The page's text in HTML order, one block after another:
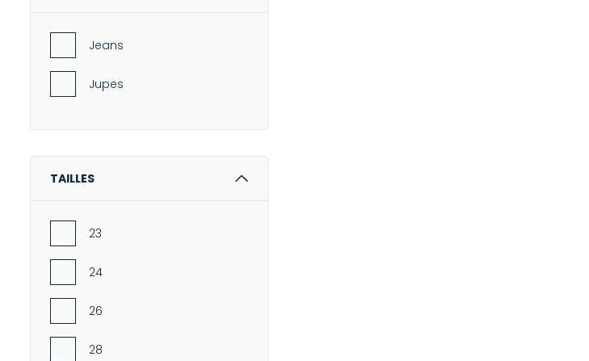
Jeans
Jupes
TAILLES
23
24
26
28